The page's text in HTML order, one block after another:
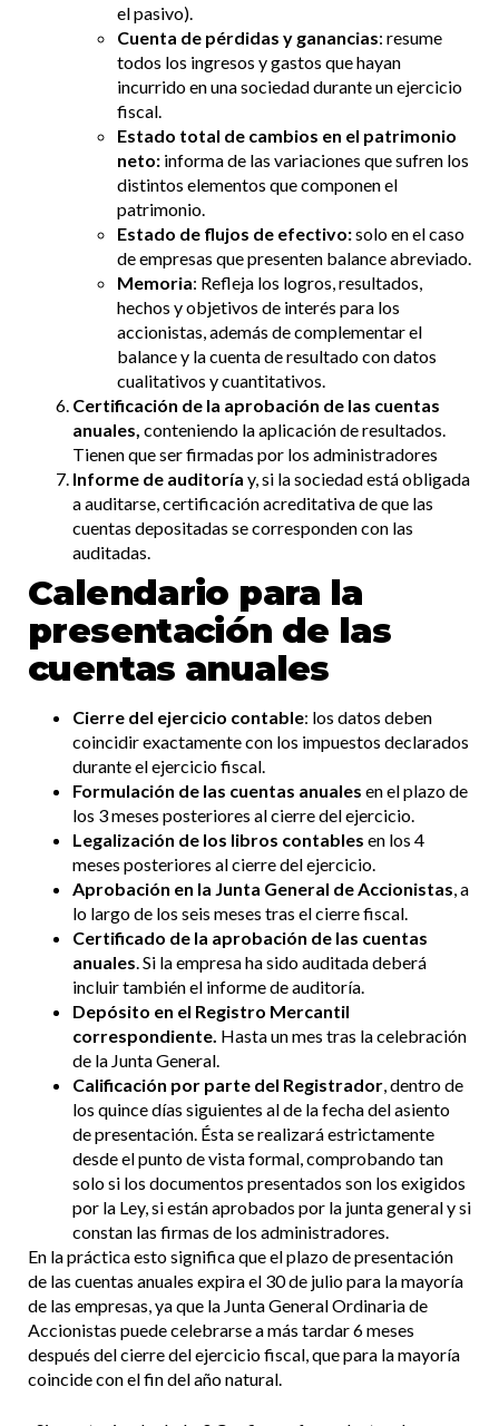
el pasivo).
Cuenta de pérdidas y ganancias: resume
todos los ingresos y gastos que hayan
incurrido en una sociedad durante un ejercicio
fiscal.
Estado total de cambios en el patrimonio
neto: informa de las variaciones que sufren los
distintos elementos que componen el
patrimonio.
Estado de flujos de efectivo:solo en el caso
de empresas que presenten balance abreviado.
Memoria: Refleja los logros, resultados,
hechos y objetivos de interés para los
accionistas, además de complementar el
balance y la cuenta de resultado con datos
cualitativos y cuantitativos.
Certificación de la aprobación de las cuentas
anuales, conteniendo la aplicación de resultados.
Tienen que ser firmadas por los administradores
Informe de auditoría y, si la sociedad está obligada
a auditarse, certificación acreditativa de que las
cuentas depositadas se corresponden con las
auditadas.
Calendario para la
presentación de las
cuentas anuales
Cierre del ejercicio contable: los datos deben
coincidir exactamente con los impuestos declarados
durante el ejercicio fiscal.
Formulación de las cuentas anuales en el plazo de
los 3 meses posteriores al cierre del ejercicio.
Legalización de los libros contables en los 4
meses posteriores al cierre del ejercicio.
Aprobación en la Junta General de Accionistas, a
lo largo de los seis meses tras el cierre fiscal.
Certificado de la aprobación de las cuentas
anuales. Si la empresa ha sido auditada deberá
incluir también el informe de auditoría.
Depósito en el Registro Mercantil
correspondiente. Hasta un mes tras la celebración
de la Junta General.
Calificación por parte del Registrador, dentro de
los quince días siguientes al de la fecha del asiento
de presentación. Ésta se realizará estrictamente
desde el punto de vista formal, comprobando tan
solo si los documentos presentados son los exigidos
por la Ley, si están aprobados por la junta general y si
constan las firmas de los administradores.
En la práctica esto significa que el plazo de presentación
de las cuentas anuales expira el 30 de julio para la mayoría
de las empresas, ya que la Junta General Ordinaria de
Accionistas puede celebrarse a más tardar 6 meses
después del cierre del ejercicio fiscal, que para la mayoría
coincide con el fin del año natural.